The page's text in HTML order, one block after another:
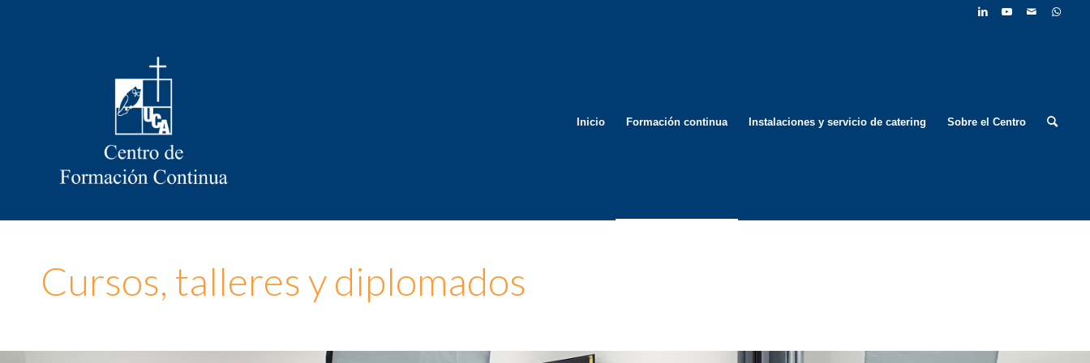
Inicio Formación continua Instalaciones y servicio de catering Sobre el Centro
Cursos, talleres y diplomados